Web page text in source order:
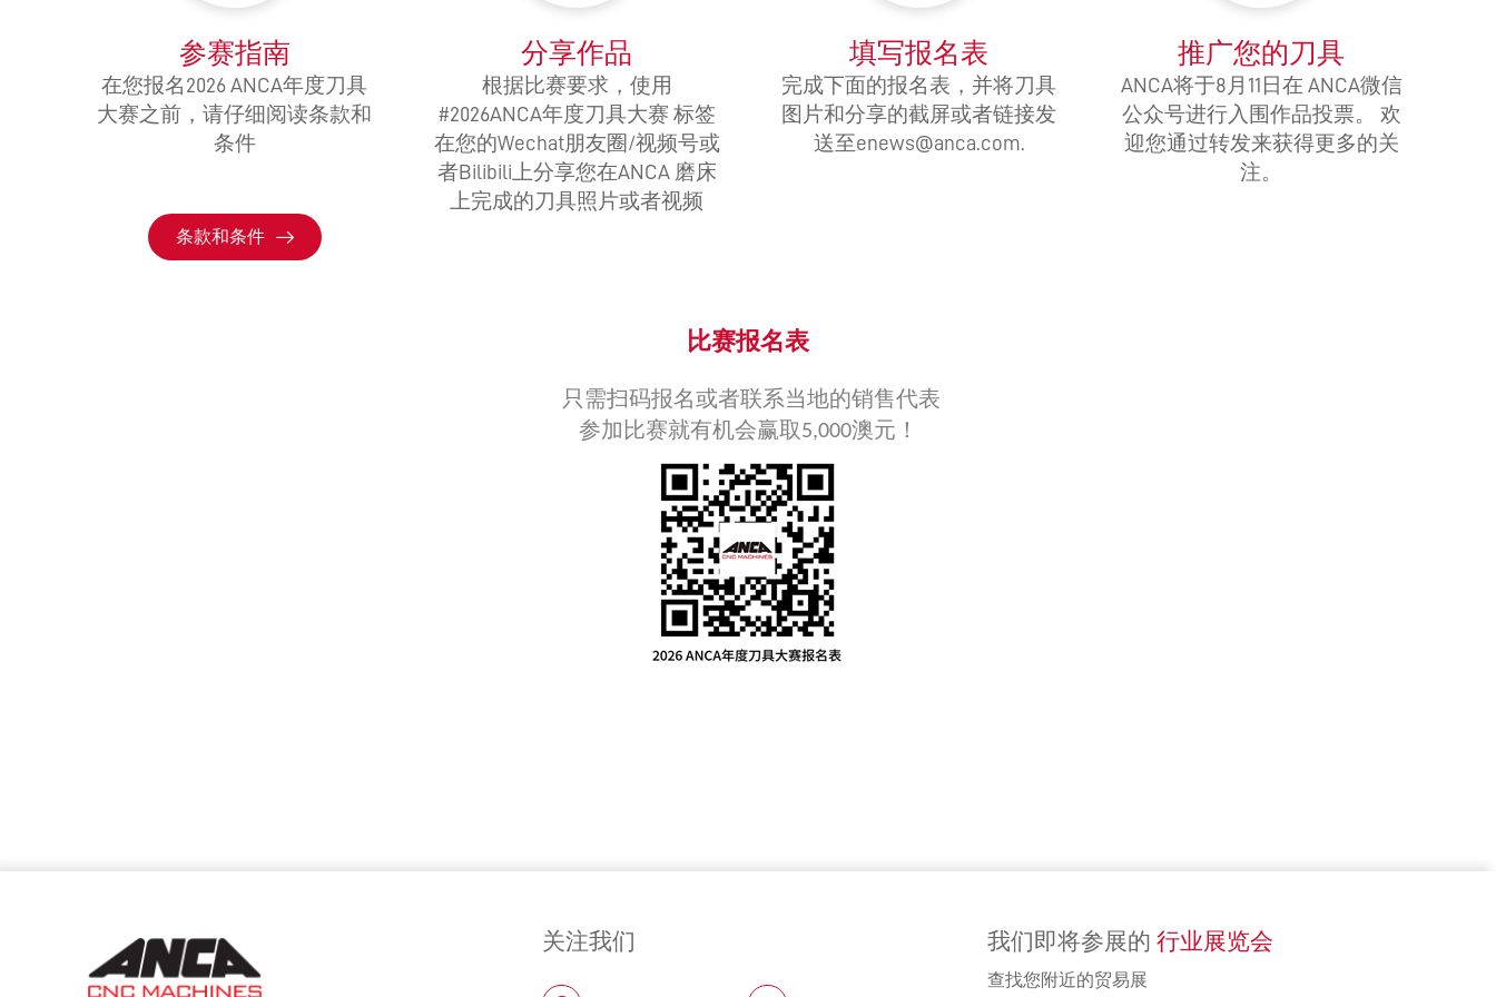
DRIVING THE SOFTWARE
MEET GEORGE
DYNAMIC DESIGN AND
DEVELOPMENT – MEET JENNA
PEOPLE AND TECHNOLOGY -
MEET MICHAEL
CREATIVE WORK ON THE
CUTTING EDGE – MEET DAVID
CUSTOMER-FOCUSED ROLE
IN A COLLABORATIVE GLOBAL
TEAM – MEET QUONG
参赛指南
在您报名2026 ANCA年度刀具
大赛之前，请仔细阅读条款和
条件
条款和条件
分享作品
根据比赛要求，使用
#2026ANCA年度刀具大赛 标签
在您的Wechat朋友圈/视频号或
者Bilibili上分享您在ANCA 磨床
上完成的刀具照片或者视频
填写报名表
完成下面的报名表，并将刀具
图片和分享的截屏或者链接发
送至enews@anca.com.
推广您的刀具
ANCA将于8月11日在 ANCA微信
公众号进行入围作品投票。 欢
迎您通过转发来获得更多的关
注。
比赛报名表
只需扫码报名或者联系当地的销售代表
参加比赛就有机会赢取5,000澳元！
关注我们 我们即将参展的 行业展览会
查找您附近的贸易展